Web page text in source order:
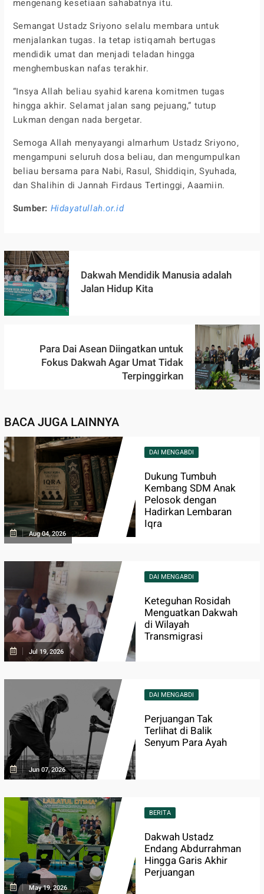
mengenang kesetiaan sahabatnya itu.
Semangat Ustadz Sriyono selalu membara untuk
menjalankan tugas. Ia tetap istiqamah bertugas
mendidik umat dan menjadi teladan hingga
menghembuskan nafas terakhir.
“Insya Allah beliau syahid karena komitmen tugas
hingga akhir. Selamat jalan sang pejuang,” tutup
Lukman dengan nada bergetar.
Semoga Allah menyayangi almarhum Ustadz Sriyono,
mengampuni seluruh dosa beliau, dan mengumpulkan
beliau bersama para Nabi, Rasul, Shiddiqin, Syuhada,
dan Shalihin di Jannah Firdaus Tertinggi, Aaamiin.
Sumber: Hidayatullah.or.id
Dakwah Mendidik Manusia adalah
Jalan Hidup Kita
Para Dai Asean Diingatkan untuk
Fokus Dakwah Agar Umat Tidak
Terpinggirkan
BACA JUGA LAINNYA
Aug 04, 2026
DAI MENGABDI
Dukung Tumbuh
Kembang SDM Anak
Pelosok dengan
Hadirkan Lembaran
Iqra
Jul 19, 2026
DAI MENGABDI
Keteguhan Rosidah
Menguatkan Dakwah
di Wilayah
Transmigrasi
Jun 07, 2026
DAI MENGABDI
Perjuangan Tak
Terlihat di Balik
Senyum Para Ayah
May 19, 2026
BERITA
Dakwah Ustadz
Endang Abdurrahman
Hingga Garis Akhir
Perjuangan